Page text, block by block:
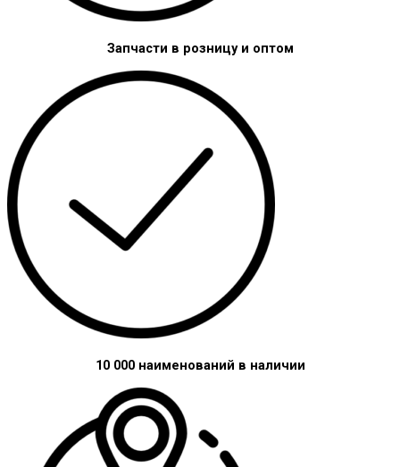
Запчасти в розницу и оптом
10 000 наименований в наличии